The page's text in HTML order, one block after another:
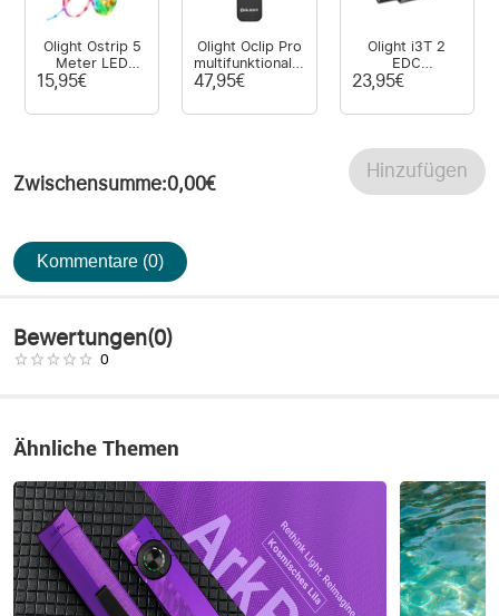
Olight Ostrip 5
Meter LED
Streifen mit
App-Steuerung
15,95€
Olight Oclip Pro
multifunktionales
Clip-Licht mit
Lichtquellen
47,95€
Olight i3T 2
EDC
Taschenlampe
Endkappenschalter
23,95€
Zwischensumme:0,00€
Hinzufügen
Kommentare (0)
Bewertungen(0)
0
Ähnliche Themen